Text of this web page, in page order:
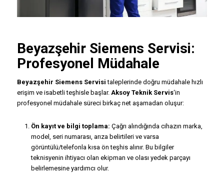
Beyazşehir Siemens Servisi:
Profesyonel Müdahale
Beyazşehir Siemens Servisi taleplerinde doğru müdahale hızlı
erişim ve isabetli teşhisle başlar. Aksoy Teknik Servis‘in
profesyonel müdahale süreci birkaç net aşamadan oluşur:
Ön kayıt ve bilgi toplama: Çağrı alındığında cihazın marka,
model, seri numarası, arıza belirtileri ve varsa
görüntülü/telefonla kısa ön teşhis alınır. Bu bilgiler
teknisyenin ihtiyacı olan ekipman ve olası yedek parçayı
belirlemesine yardımcı olur.